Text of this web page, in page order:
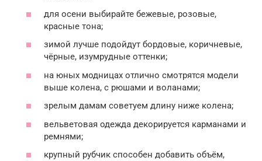
для осени выбирайте бежевые, розовые,
красные тона;
зимой лучше подойдут бордовые, коричневые,
чёрные, изумрудные оттенки;
на юных модницах отлично смотрятся модели
выше колена, с рюшами и воланами;
зрелым дамам советуем длину ниже колена;
вельветовая одежда декорируется карманами и
ремнями;
крупный рубчик способен добавить объём,